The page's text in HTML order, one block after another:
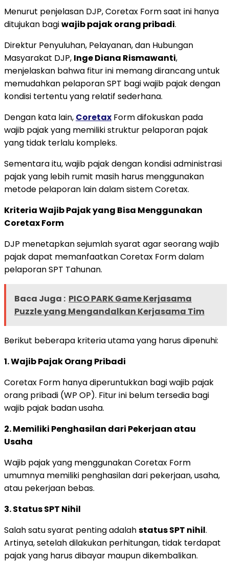
Menurut penjelasan DJP, Coretax Form saat ini hanya
ditujukan bagiwajib pajak orang pribadi.
Direktur Penyuluhan, Pelayanan, dan Hubungan
Masyarakat DJP, Inge Diana Rismawanti,
menjelaskan bahwa fitur ini memang dirancang untuk
memudahkan pelaporan SPT bagi wajib pajak dengan
kondisi tertentu yang relatif sederhana.
Dengan kata lain, Coretax Form difokuskan pada
wajib pajak yang memiliki struktur pelaporan pajak
yang tidak terlalu kompleks.
Sementara itu, wajib pajak dengan kondisi administrasi
pajak yang lebih rumit masih harus menggunakan
metode pelaporan lain dalam sistem Coretax.
Kriteria Wajib Pajak yang Bisa Menggunakan
Coretax Form
DJP menetapkan sejumlah syarat agar seorang wajib
pajak dapat memanfaatkan Coretax Form dalam
pelaporan SPT Tahunan.
Baca Juga : PICO PARK Game Kerjasama
Puzzle yang Mengandalkan Kerjasama Tim
Berikut beberapa kriteria utama yang harus dipenuhi:
1. Wajib Pajak Orang Pribadi
Coretax Form hanya diperuntukkan bagi wajib pajak
orang pribadi (WP OP). Fitur ini belum tersedia bagi
wajib pajak badan usaha.
2. Memiliki Penghasilan dari Pekerjaan atau
Usaha
Wajib pajak yang menggunakan Coretax Form
umumnya memiliki penghasilan dari pekerjaan, usaha,
atau pekerjaan bebas.
3. Status SPT Nihil
Salah satu syarat penting adalahstatus SPT nihil.
Artinya, setelah dilakukan perhitungan, tidak terdapat
pajak yang harus dibayar maupun dikembalikan.